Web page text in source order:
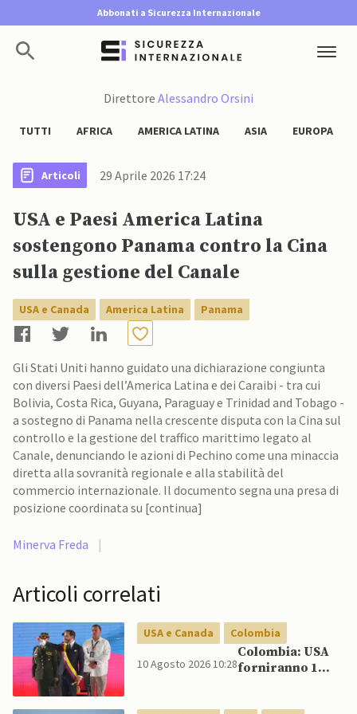
Abbonati a Sicurezza Internazionale
Direttore Alessandro Orsini
TUTTI AFRICA AMERICA LATINA ASIA EUROPA
Articoli 29 Aprile 2026 17:24
USA e Paesi America Latina
sostengono Panama contro la Cina
sulla gestione del Canale
USA e Canada America Latina Panama
Gli Stati Uniti hanno guidato una dichiarazione congiunta
con diversi Paesi dell’America Latina e dei Caraibi - tra cui
Bolivia, Costa Rica, Guyana, Paraguay e Trinidad and Tobago -
a sostegno di Panama nella crescente disputa con la Cina sul
controllo e la gestione del traffico marittimo legato al
Canale, denunciando le azioni di Pechino come una minaccia
diretta alla sovranità regionale e alla stabilità del
commercio internazionale. Il documento segna una presa di
posizione coordinata su [continua]
Minerva Freda |
Articoli correlati
USA e Canada Colombia
10 Agosto 2026 10:28
Colombia: USA
forniranno 1